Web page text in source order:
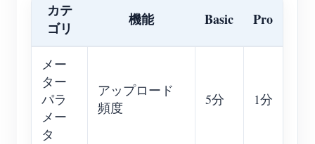
カテ
ゴリ
機能 Basic Pro
メー
ター
パラ
メー
タ
アップロード
頻度
5分 1分